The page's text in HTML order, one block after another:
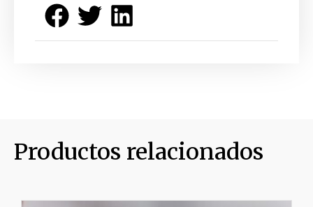
Productos relacionados